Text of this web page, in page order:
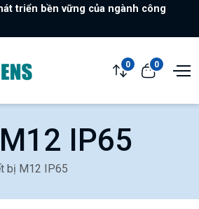
triển bền vững của ngành công
0 0
IP65
bị M12 IP65